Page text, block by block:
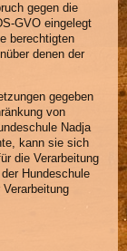
gegen die
GVO eingelegt
berechtigten
denen der
gegeben
von
Nadja
kann sie sich
die Verarbeitung
Hundeschule